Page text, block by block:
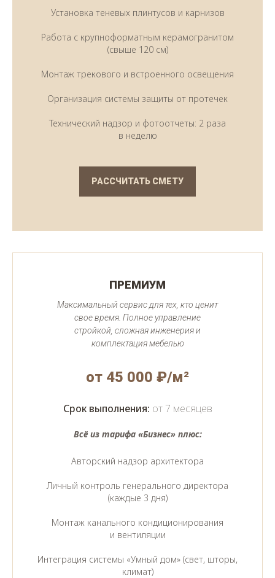
Установка теневых плинтусов и карнизов
Работа с крупноформатным керамогранитом
(свыше 120 см)
Монтаж трекового и встроенного освещения
Организация системы защиты от протечек
Технический надзор и фотоотчеты: 2 раза
в неделю
РАССЧИТАТЬ СМЕТУ
ПРЕМИУМ
Максимальный сервис для тех, кто ценит
свое время. Полное управление
стройкой, сложная инженерия и
комплектация мебелью
от 45 000 ₽/м²
Срок выполнения: от 7 месяцев
Всё из тарифа «Бизнес» плюс:
Авторский надзор архитектора
Личный контроль генерального директора
(каждые 3 дня)
Монтаж канального кондиционирования
и вентиляции
Интеграция системы «Умный дом» (свет, шторы,
климат)